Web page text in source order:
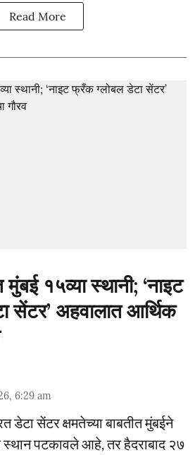
Read More
१५व्या स्थानी; ‘नाइट
सेंटर’ अहवालात आर्थिक
6:29 am
डेटा सेंटर क्षमतेच्या बाबतीत मुंबईने
पटकावले आहे, तर हैदराबाद २७